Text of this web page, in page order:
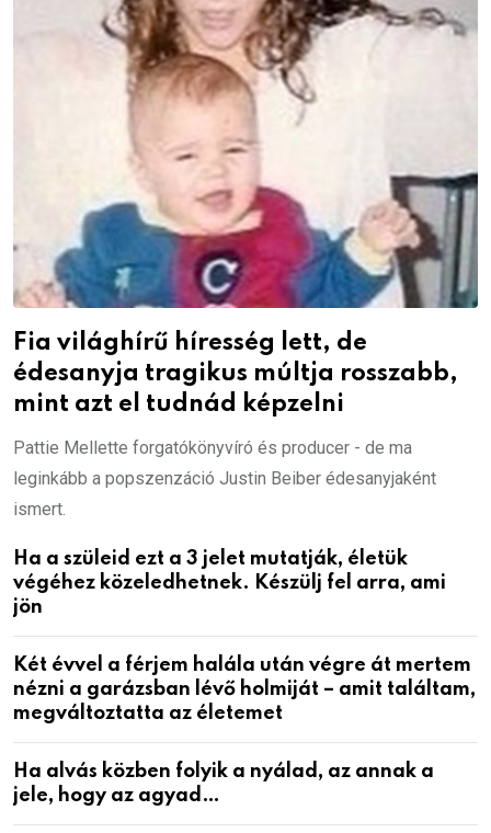
Fia világhírű híresség lett, de
édesanyja tragikus múltja rosszabb,
mint azt el tudnád képzelni
Pattie Mellette forgatókönyvíró és producer - de ma
leginkább a popszenzáció Justin Beiber édesanyjaként
ismert.
Ha a szüleid ezt a 3 jelet mutatják, életük
végéhez közeledhetnek. Készülj fel arra, ami
jön
Két évvel a férjem halála után végre át mertem
nézni a garázsban lévő holmiját – amit találtam,
megváltoztatta az életemet
Ha alvás közben folyik a nyálad, az annak a
jele, hogy az agyad…